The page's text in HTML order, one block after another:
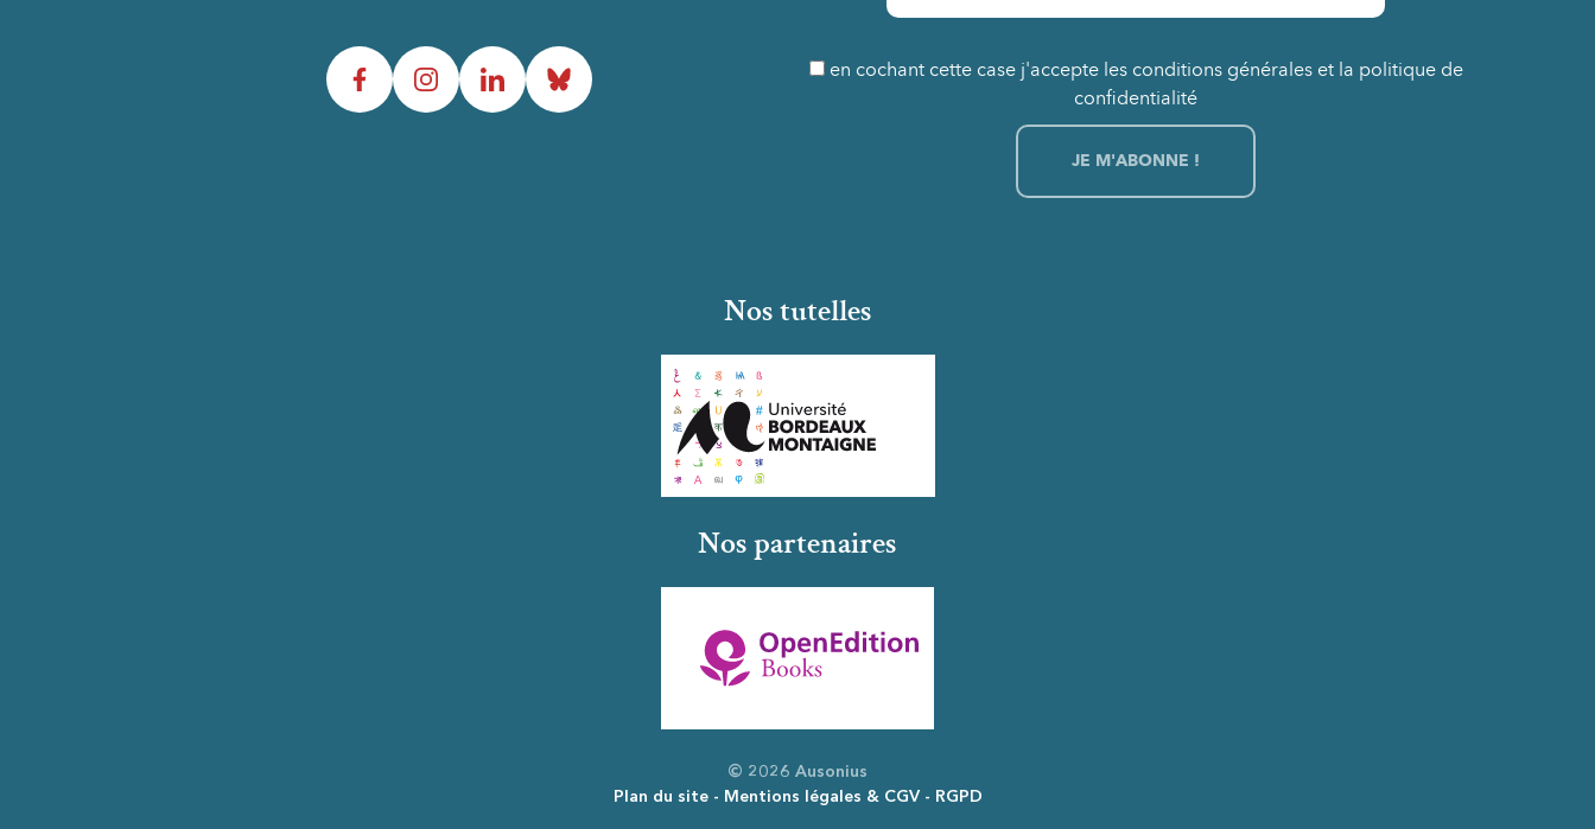
en cochant cette case j'accepte les conditions générales et la politique de
confidentialité
FacebookInstagramLinkedInBluesky
Nos tutelles
Nos partenaires
© 2026 Ausonius
Plan du site
Mentions légales & CGV RGPD